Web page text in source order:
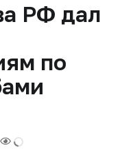
РФ дал
по